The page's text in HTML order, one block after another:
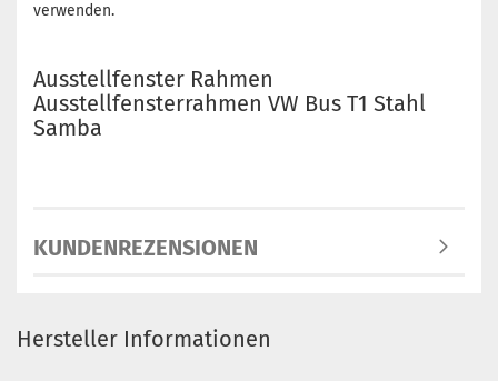
verwenden.
Ausstellfenster Rahmen
Ausstellfensterrahmen VW Bus T1 Stahl
Samba
KUNDENREZENSIONEN
Hersteller Informationen